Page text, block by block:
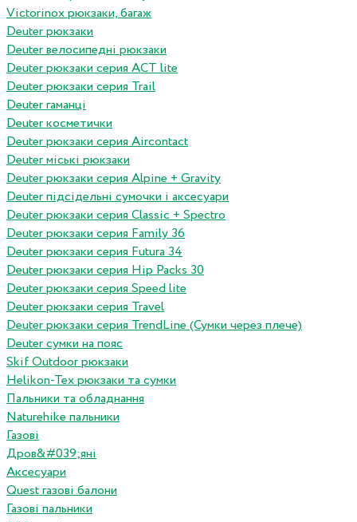
Victorinox рюкзаки, багаж
Deuter рюкзаки
Deuter велосипедні рюкзаки
Deuter рюкзаки серия ACT lite
Deuter рюкзаки серия Trail
Deuter гаманці
Deuter косметички
Deuter рюкзаки серия Aircontact
Deuter міські рюкзаки
Deuter рюкзаки серия Alpine + Gravity
Deuter підсідельні сумочки і аксесуари
Deuter рюкзаки серия Classic + Spectro
Deuter рюкзаки серия Family 36
Deuter рюкзаки серия Futura 34
Deuter рюкзаки серия Hip Packs 30
Deuter рюкзаки серия Speed lite
Deuter рюкзаки серия Travel
Deuter рюкзаки серия TrendLine (Сумки через плече)
Deuter сумки на пояс
Skif Outdoor рюкзаки
Helikon-Tex рюкзаки та сумки
Пальники та обладнання
Naturehike пальники
Газові
Дров&#039;яні
Аксесуари
Quest газові балони
Газові пальники